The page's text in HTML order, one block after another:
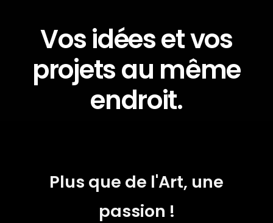
Vos idées et vos
projets au même
endroit.
Plus que de l'Art, une
passion !